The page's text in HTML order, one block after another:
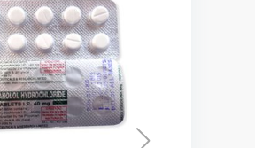
Lisinopril